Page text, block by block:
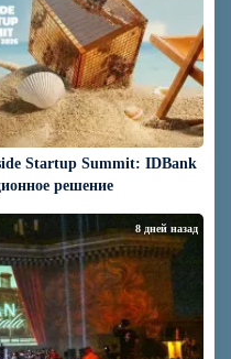
Startup Summit: IDBank
решение
8 дней назад